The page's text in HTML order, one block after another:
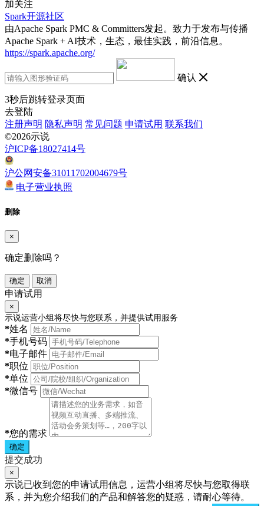
加关注
Spark开源社区
由Apache Spark PMC & Committers发起。致力于发布与传播
Apache Spark + AI技术，生态，最佳实践，前沿信息。
https://spark.apache.org/
确认
3秒后跳转登录页面
去登陆
注册声明 隐私声明 常见问题 申请试用 联系我们
©2026示说
沪ICP备18027414号
沪公网安备31011702004679号
电子营业执照
删除
×
确定删除吗？
确定 取消
申请试用
×
示说运营小组将尽快与您联系，并提供试用服务
*姓名
*手机号码
*电子邮件
*职位
*单位
*微信号
*您的需求
确定
提交成功
×
示说已收到您的申请试用信息，运营小组将尽快与您取得联
系，并为您介绍我们的产品和解答您的疑惑，请耐心等待。